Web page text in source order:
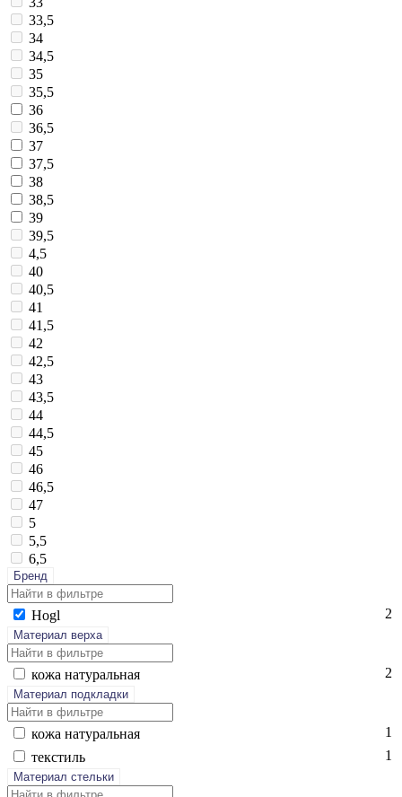
33,5
34
34,5
35
35,5
36
36,5
37
37,5
38
38,5
39
39,5
4,5
40
40,5
41
41,5
42
42,5
43
43,5
44
44,5
45
46
46,5
47
5
5,5
6,5
Бренд
Hogl 2
Материал верха
ко­жа на­тураль­ная 2
Материал подкладки
ко­жа на­тураль­ная
1
текс­тиль
1
Материал стельки